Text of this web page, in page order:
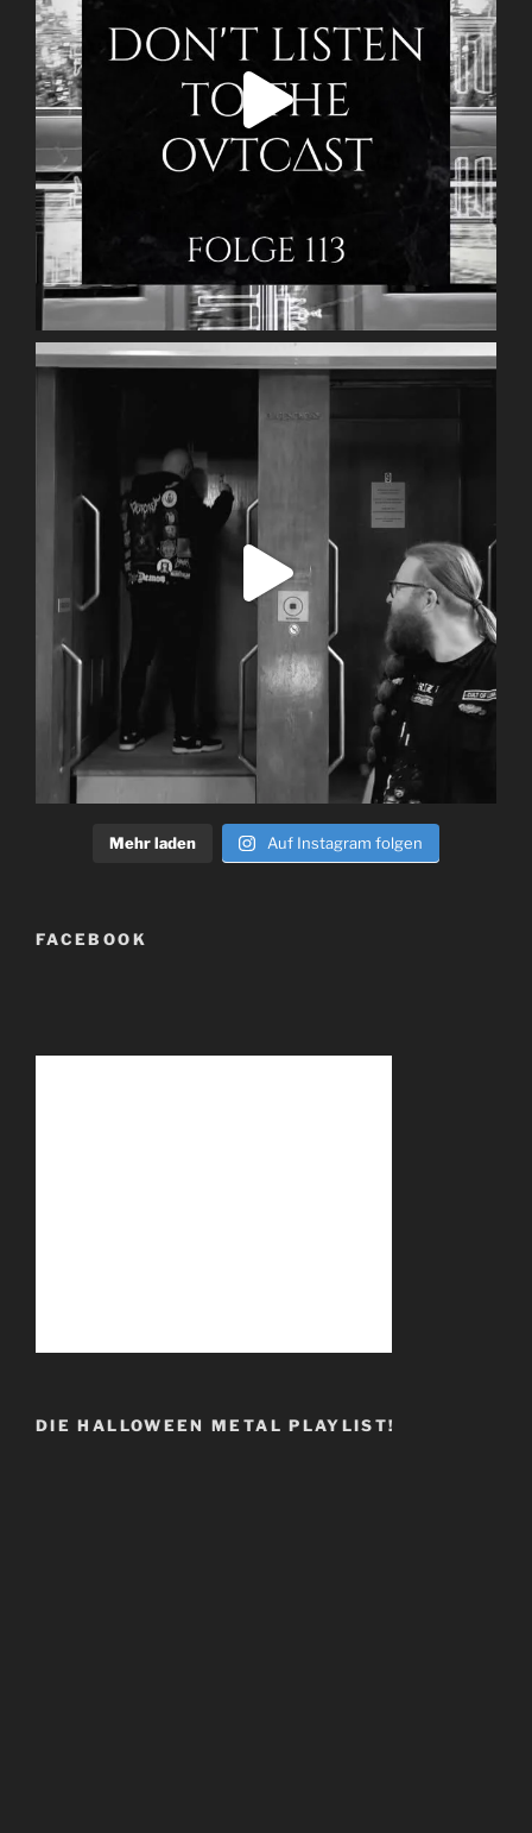
Mehr laden Auf Instagram folgen
FACEBOOK
DIE HALLOWEEN METAL PLAYLIST!